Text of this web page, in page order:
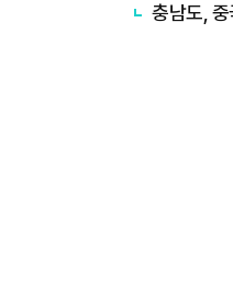
충남도,